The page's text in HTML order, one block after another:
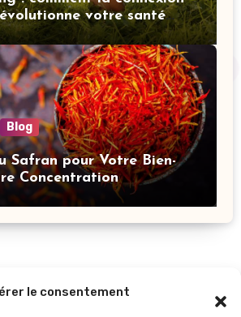
le consentement
votre santé
Blog
Safran pour Votre Bien-
Concentration